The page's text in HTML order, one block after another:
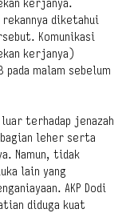
kerjanya.
diketahui
Komunikasi
kerjanya)
malam sebelum
terhadap jenazah
leher serta
Namun, tidak
lain yang
AKP Dodi
diduga kuat